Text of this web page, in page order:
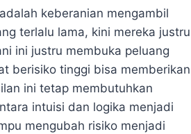
keberanian mengambil
terlalu lama, kini mereka justru
ini justru membuka peluang
berisiko tinggi bisa memberikan
ini tetap membutuhkan
intuisi dan logika menjadi
mengubah risiko menjadi